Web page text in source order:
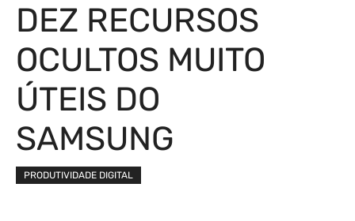
DEZ RECURSOS
OCULTOS MUITO
ÚTEIS DO
SAMSUNG
PRODUTIVIDADE DIGITAL